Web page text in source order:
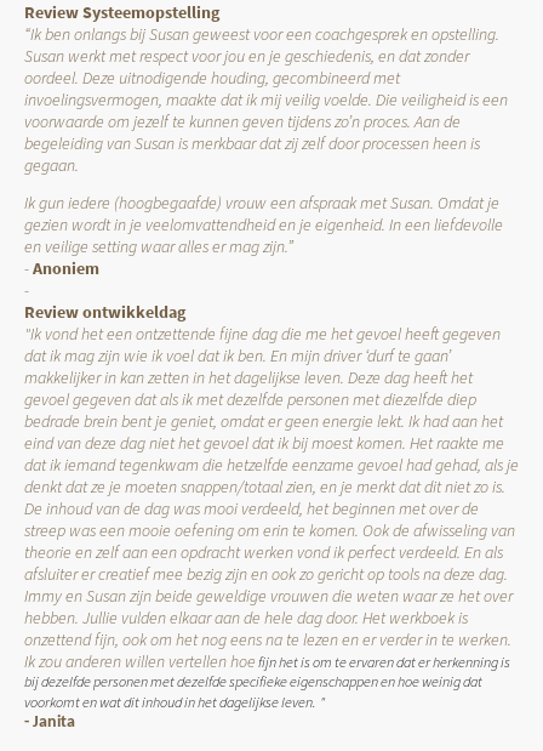
Review Systeemopstelling
“Ik ben onlangs bij Susan geweest voor een coachgesprek en opstelling.
Susan werkt met respect voor jou en je geschiedenis, en dat zonder
oordeel. Deze uitnodigende houding, gecombineerd met
invoelingsvermogen, maakte dat ik mij veilig voelde. Die veiligheid is een
voorwaarde om jezelf te kunnen geven tijdens zo’n proces. Aan de
begeleiding van Susan is merkbaar dat zij zelf door processen heen is
gegaan.
Ik gun iedere (hoogbegaafde) vrouw een afspraak met Susan. Omdat je
gezien wordt in je veelomvattendheid en je eigenheid. In een liefdevolle
en veilige setting waar alles er mag zijn.”
-Anoniem
-
Review ontwikkeldag
"Ik vond het een ontzettende fijne dag die me het gevoel heeft gegeven
dat ik mag zijn wie ik voel dat ik ben. En mijn driver ‘durf te gaan’
makkelijker in kan zetten in het dagelijkse leven. Deze dag heeft het
gevoel gegeven dat als ik met dezelfde personen met diezelfde diep
bedrade brein bent je geniet, omdat er geen energie lekt. Ik had aan het
eind van deze dag niet het gevoel dat ik bij moest komen. Het raakte me
dat ik iemand tegenkwam die hetzelfde eenzame gevoel had gehad, als je
denkt dat ze je moeten snappen/totaal zien, en je merkt dat dit niet zo is.
De inhoud van de dag was mooi verdeeld, het beginnen met over de
streep was een mooie oefening om erin te komen. Ook de afwisseling van
theorie en zelf aan een opdracht werken vond ik perfect verdeeld. En als
afsluiter er creatief mee bezig zijn en ook zo gericht op tools na deze dag.
Immy en Susan zijn beide geweldige vrouwen die weten waar ze het over
hebben. Jullie vulden elkaar aan de hele dag door. Het werkboek is
onzettend fijn, ook om het nog eens na te lezen en er verder in te werken.
Ik zou anderen willen vertellen hoe fijn het is om te ervaren dat er herkenning is
bij dezelfde personen met dezelfde specifieke eigenschappen en hoe weinig dat
voorkomt en wat dit inhoud in het dagelijkse leven. "
- Janita